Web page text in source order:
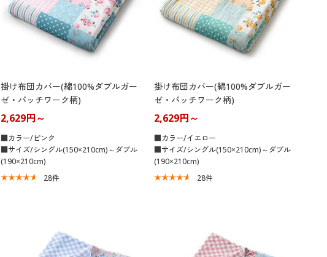
掛け布団カバー(綿100%ダブルガー
ゼ・パッチワーク柄)
2,629円～
■カラー/ピンク
■サイズ/シングル(150×210cm)～ダブル
(190×210cm)
28件
掛け布団カバー(綿100%ダブルガー
ゼ・パッチワーク柄)
2,629円～
■カラー/イエロー
■サイズ/シングル(150×210cm)～ダブル
(190×210cm)
28件